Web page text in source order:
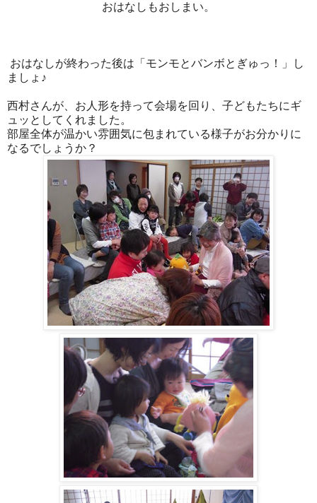
おはなしもおしまい。
おはなしが終わった後は「モンモとバンボとぎゅっ！」し
ましょ♪
西村さんが、お人形を持って会場を回り、子どもたちにギ
ュッとしてくれました。
部屋全体が温かい雰囲気に包まれている様子がお分かりに
なるでしょうか？